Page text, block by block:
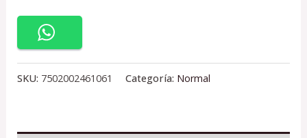
SKU: 7502002461061 Categoría: Normal